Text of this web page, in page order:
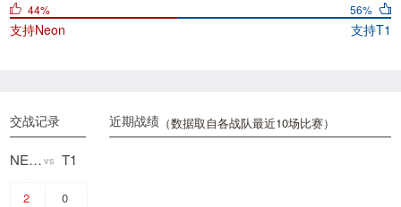
56%
支持T1
44%
支持Neon
近期战绩（数据取自各战队最近10场比赛）
交战记录
NEON vs T1
2
0